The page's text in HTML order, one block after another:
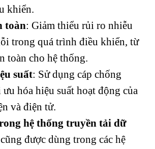
khiển.
toàn: Giảm thiểu rủi ro nhiễu
trong quá trình điều khiển, từ
toàn cho hệ thống.
suất: Sử dụng cáp chống
hóa hiệu suất hoạt động của
và điện tử.
hệ thống truyền tải dữ
được dùng trong các hệ